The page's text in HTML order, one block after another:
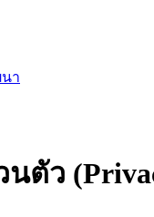
า
ตัว